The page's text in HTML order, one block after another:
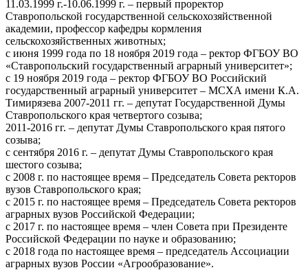
11.03.1999 г.-10.06.1999 г. – первый проректор
Ставропольской государственной сельскохозяйственной
академии, профессор кафедры кормления
сельскохозяйственных животных;
с июня 1999 года по 18 ноября 2019 года – ректор ФГБОУ ВО
«Ставропольский государственный аграрный университет»;
с 19 ноября 2019 года – ректор ФГБОУ ВО Российский
государственный аграрный университет – МСХА имени К.А.
Тимирязева 2007-2011 гг. – депутат Государственной Думы
Ставропольского края четвертого созыва;
2011-2016 гг. – депутат Думы Ставропольского края пятого
созыва;
с сентября 2016 г. – депутат Думы Ставропольского края
шестого созыва;
с 2008 г. по настоящее время – Председатель Совета ректоров
вузов Ставропольского края;
с 2015 г. по настоящее время – Председатель Совета ректоров
аграрных вузов Российской Федерации;
с 2017 г. по настоящее время – член Совета при Президенте
Российской Федерации по науке и образованию;
с 2018 года по настоящее время – председатель Ассоциации
аграрных вузов России «Агрообразование».